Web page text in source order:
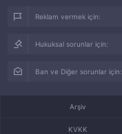
Reklam vermek için:
Hukuksal sorunlar için:
Ban ve Diğer sorunlar için:
Arşiv
KVKK